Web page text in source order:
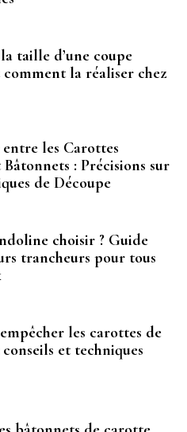
taille d’une coupe
la réaliser chez
les Carottes
: Précisions sur
de Découpe
choisir ? Guide
trancheurs pour tous
les carottes de
et techniques